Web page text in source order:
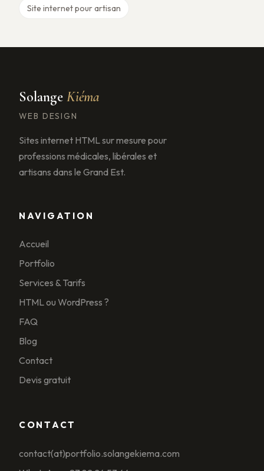
Site internet pour artisan
Solange Kiéma
WEB DESIGN
Sites internet HTML sur mesure pour
professions médicales, libérales et
artisans dans le Grand Est.
NAVIGATION
Accueil
Portfolio
Services & Tarifs
HTML ou WordPress ?
FAQ
Blog
Contact
Devis gratuit
CONTACT
contact(at)portfolio.solangekiema.com